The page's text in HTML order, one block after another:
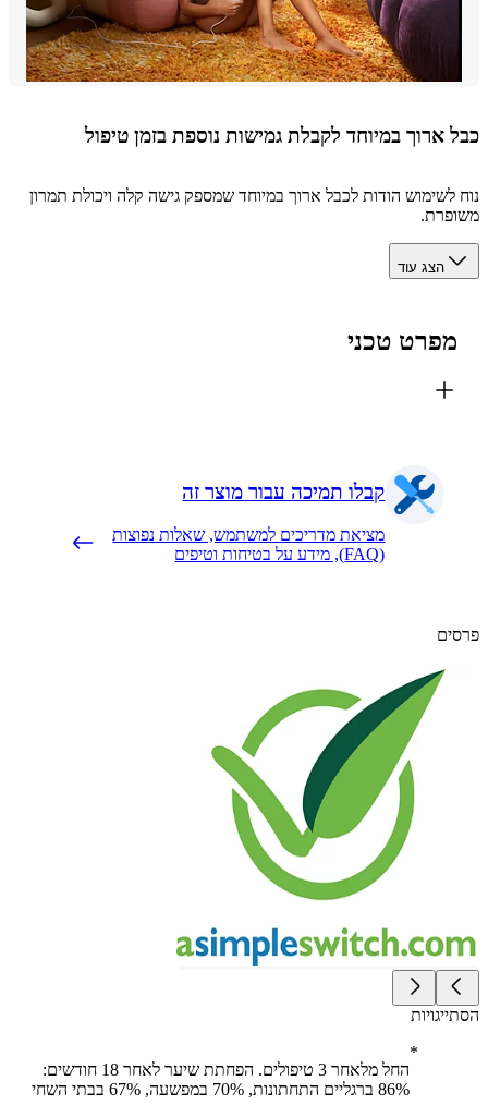
ארוך במיוחד לקבלת גמישות נוספת בזמן טיפול
הודות לכבל ארוך במיוחד שמספק גישה קלה ויכולת תמרון
הצג עוד
טכני
קבלו תמיכה עבור מוצר זה
מציאת מדריכים למשתמש, שאלות נפוצות
החל מלאחר 3 טיפולים. הפחתת שיער לאחר 18 חודשים: